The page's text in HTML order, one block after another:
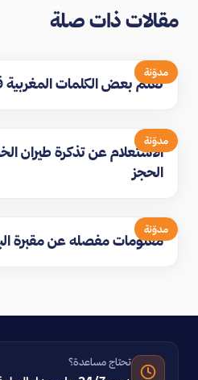
مقالات ذات صلة
مدوّنة
تعلم بعض الكلمات المغربية
مدوّنة
الاستعلام عن تذكرة طيران
الحجز
مدوّنة
معلومات مفصله عن مقبرة
تحتاج مساعدة؟